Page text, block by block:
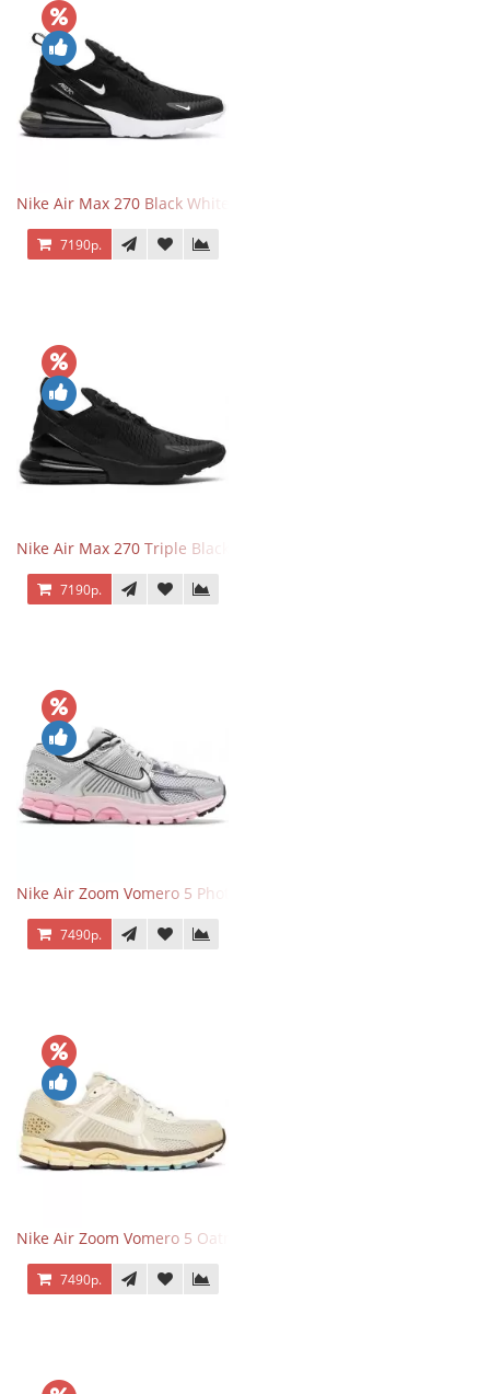
Nike Air Max 270 Black White
7190р.
Nike Air Max 270 Triple Black
7190р.
Nike Air Zoom Vomero 5 Photon Dust Pink Foam
7490р.
Nike Air Zoom Vomero 5 Oatmeal
7490р.